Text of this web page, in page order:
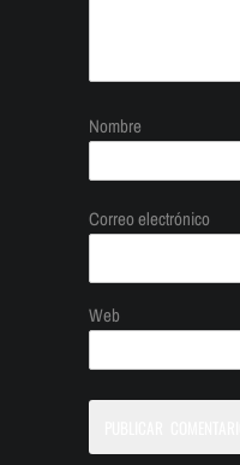
Nombre
Correo electrónico
Web